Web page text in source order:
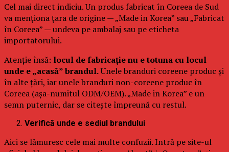
Cel mai direct indiciu. Un produs fabricat în Coreea de Sud
va menționa țara de origine — „Made in Korea” sau „Fabricat
în Coreea” — undeva pe ambalaj sau pe eticheta
importatorului.
Atenție însă: locul de fabricație nu e totuna cu locul
unde e „acasă” brandul.Unele branduri coreene produc și
în alte țări, iar unele branduri non-coreene produc în
Coreea (așa-numitul ODM/OEM). „Made in Korea” e un
semn puternic, dar se citește împreună cu restul.
Verifică unde e sediul brandului
Aici se lămuresc cele mai multe confuzii. Intră pe site-ul